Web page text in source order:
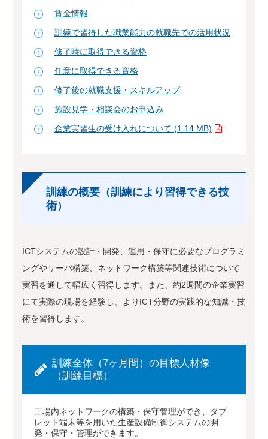
賃金情報
訓練で習得した職業能力の就職先での活用状況
修了時に取得できる資格
任意に取得できる資格
修了後の就職支援・スキルアップ
施設見学・相談会のお申込み
企業実習生の受け入れについて (1.14 MB)
訓練の概要（訓練により習得できる技
術）
ICTシステムの設計・開発、運用・保守に必要なプログラミ
ングやサーバ構築、ネットワーク構築等関連技術について
実習を通して幅広く習得します。また、約2週間の企業実習
にて実際の現場を経験し、よりICT分野の実践的な知識・技
術を習得します。
訓練全体（7ヶ月間）の目標人材像
（訓練目標）
工場内ネットワークの構築・保守管理ができ、タブ
レット端末等を用いた生産設備制御システムの開
発・保守・管理ができます。